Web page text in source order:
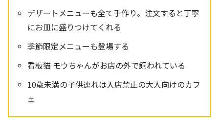
デザートメニューも全て手作り。注文すると丁寧
にお皿に盛りつけてくれる
季節限定メニューも登場する
看板猫 モウちゃんがお店の外で飼われている
10歳未満の子供連れは入店禁止の大人向けのカフ
ェ